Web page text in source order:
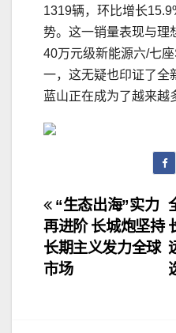
1319辆，环比增长
势。这一销量表现与理
40万元级新能源六/七
一，这无疑也印证了全
蓝山正在成为了越来越
文
章
导
“生态出海”实力
再进阶 长城炮坚持
长期主义发力全球
市场